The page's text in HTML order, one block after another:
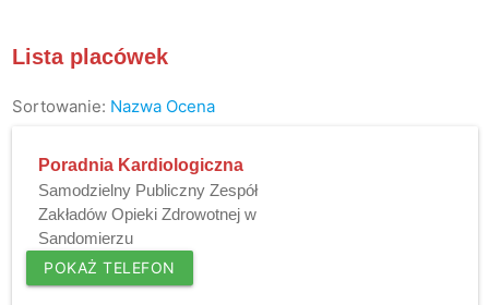
Lista placówek
Sortowanie: Nazwa Ocena
Poradnia Kardiologiczna
Samodzielny Publiczny Zespół
Zakładów Opieki Zdrowotnej w
Sandomierzu
POKAŻ TELEFON